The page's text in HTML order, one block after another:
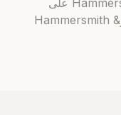
التيمز وجسر هامرسميث. محطة Hammersmith على
خطوط District وPiccadilly وCircle وHammersmith &